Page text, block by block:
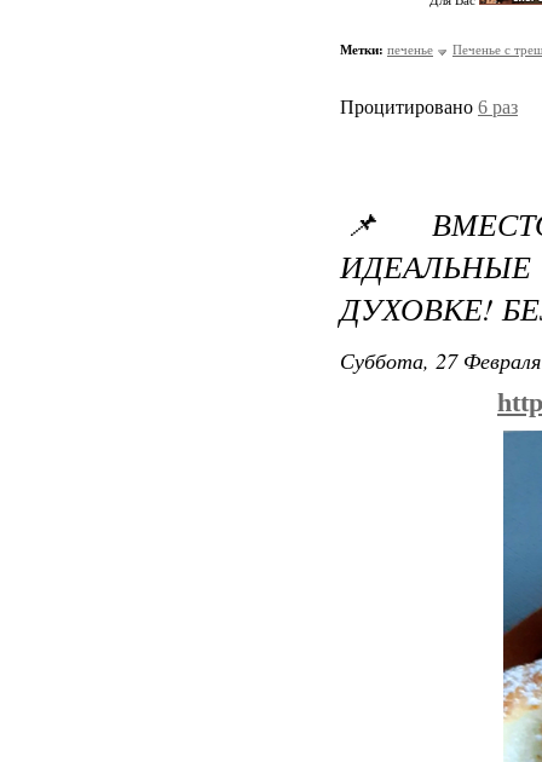
Метки: печенье Печенье с
Процитировано 6 раз
📌
ДУХОВКЕ!
Суббота, 27